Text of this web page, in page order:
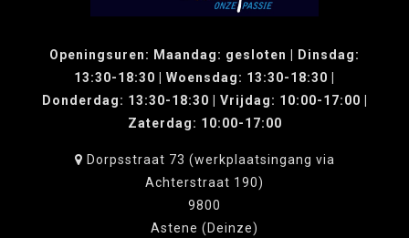
Openingsuren: Maandag: gesloten | Dinsdag:
13:30-18:30 | Woensdag: 13:30-18:30 |
Donderdag: 13:30-18:30 | Vrijdag: 10:00-17:00 |
Zaterdag: 10:00-17:00
Dorpsstraat 73 (werkplaatsingang via
Achterstraat 190)
9800
Astene (Deinze)